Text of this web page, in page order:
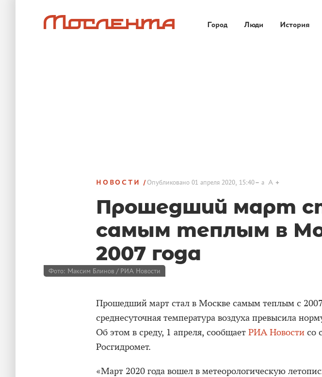
Город Люди История
НОВОСТИ Опубликовано01 апреля 2020, 15:40 a A
Прошедший март
самым теплым в
2007 года
Фото: Максим Блинов / РИА Новости
Прошедший март стал в Москве самым теплым с 2007
среднесуточная температура воздуха превысила
Об этом в среду, 1 апреля, сообщает РИА Новости со
Росгидромет.
«Март 2020 года вошел в метеорологическую